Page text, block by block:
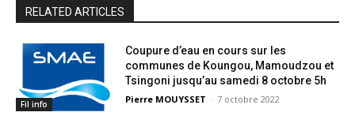
RELATED ARTICLES
Fil info
Coupure d’eau en cours sur les
communes de Koungou, Mamoudzou et
Tsingoni jusqu’au samedi 8 octobre 5h
Pierre MOUYSSET - 7 octobre 2022